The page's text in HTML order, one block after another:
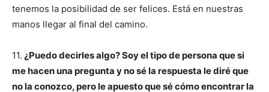
tenemos la posibilidad de ser felices. Está en nuestras
manos llegar al final del camino.
11. ¿Puedo decirles algo? Soy el tipo de persona que si
me hacen una pregunta y no sé la respuesta le diré que
no la conozco, pero le apuesto que sé cómo encontrar la